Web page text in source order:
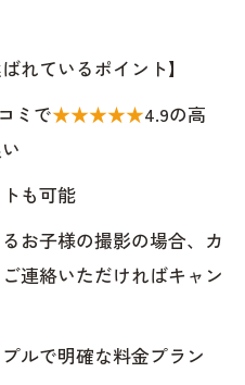
れているポイント】
ミで★★★★★4.9の高
も可能
お子様の撮影の場合、カ
連絡いただければキャン
ルで明確な料金プラン